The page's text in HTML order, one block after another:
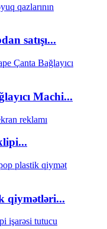
satışı...
Machi...
qiymətləri...